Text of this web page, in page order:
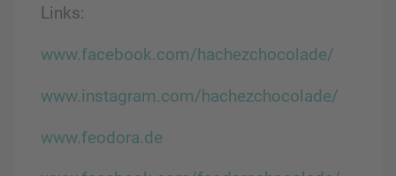
Links:
www.facebook.com/hachezchocolade/
www.instagram.com/hachezchocolade/
www.feodora.de